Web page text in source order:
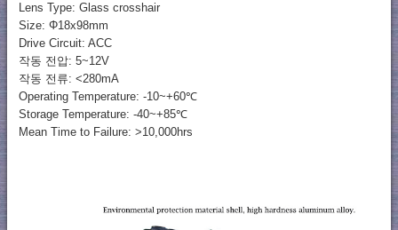
Lens Type: Glass crosshair
Size: Φ18x98mm
Drive Circuit: ACC
작동 전압: 5~12V
작동 전류: <280mA
Operating Temperature: -10~+60℃
Storage Temperature: -40~+85℃
Mean Time to Failure: >10,000hrs